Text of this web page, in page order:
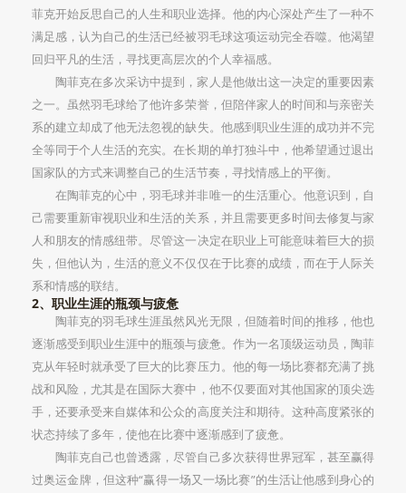
菲克开始反思自己的人生和职业选择。他的内心深处产生了一种不
满足感，认为自己的生活已经被羽毛球这项运动完全吞噬。他渴望
回归平凡的生活，寻找更高层次的个人幸福感。
陶菲克在多次采访中提到，家人是他做出这一决定的重要因素
之一。虽然羽毛球给了他许多荣誉，但陪伴家人的时间和与亲密关
系的建立却成了他无法忽视的缺失。他感到职业生涯的成功并不完
全等同于个人生活的充实。在长期的单打独斗中，他希望通过退出
国家队的方式来调整自己的生活节奏，寻找情感上的平衡。
在陶菲克的心中，羽毛球并非唯一的生活重心。他意识到，自
己需要重新审视职业和生活的关系，并且需要更多时间去修复与家
人和朋友的情感纽带。尽管这一决定在职业上可能意味着巨大的损
失，但他认为，生活的意义不仅仅在于比赛的成绩，而在于人际关
系和情感的联结。
2、职业生涯的瓶颈与疲惫
陶菲克的羽毛球生涯虽然风光无限，但随着时间的推移，他也
逐渐感受到职业生涯中的瓶颈与疲惫。作为一名顶级运动员，陶菲
克从年轻时就承受了巨大的比赛压力。他的每一场比赛都充满了挑
战和风险，尤其是在国际大赛中，他不仅要面对其他国家的顶尖选
手，还要承受来自媒体和公众的高度关注和期待。这种高度紧张的
状态持续了多年，使他在比赛中逐渐感到了疲惫。
陶菲克自己也曾透露，尽管自己多次获得世界冠军，甚至赢得
过奥运金牌，但这种“赢得一场又一场比赛”的生活让他感到身心的